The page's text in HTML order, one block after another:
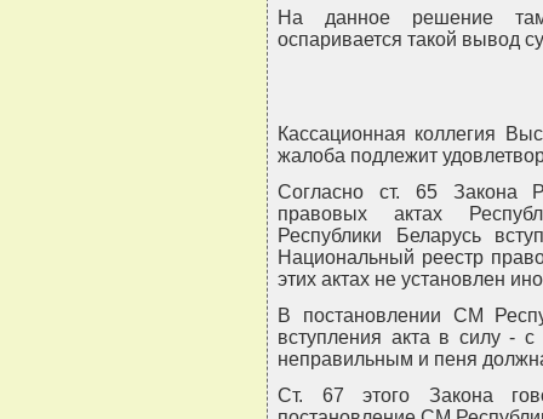
На данное решение
оспаривается такой вывод
Кассационная коллегия
жалоба подлежит
Согласно ст. 65 Закона
правовых актах
Республики Беларусь
Национальный реестр
этих актах не установлен
В постановлении СМ
вступления акта в силу -
неправильным и пеня
Ст. 67 этого Закона